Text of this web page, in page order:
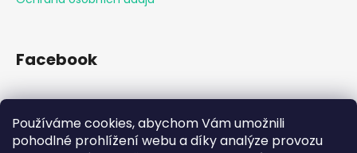
Používáme cookies, abychom Vám umožnili
pohodlné prohlížení webu a díky analýze provozu
Facebook
Přijímáme online platby